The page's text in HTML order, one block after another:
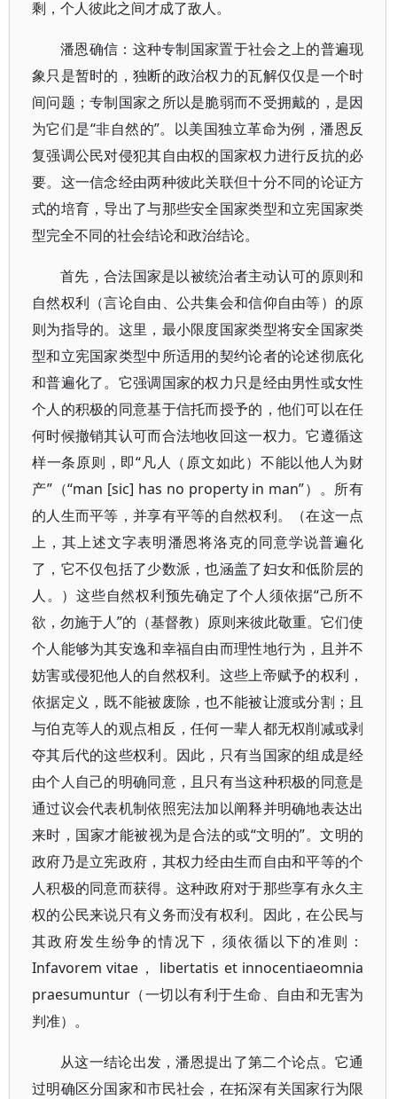
剩，个人彼此之间才成了敌人。
潘恩确信：这种专制国家置于社会之上的普遍现
象只是暂时的，独断的政治权力的瓦解仅仅是一个时
间问题；专制国家之所以是脆弱而不受拥戴的，是因
为它们是“非自然的”。以美国独立革命为例，潘恩反
复强调公民对侵犯其自由权的国家权力进行反抗的必
要。这一信念经由两种彼此关联但十分不同的论证方
式的培育，导出了与那些安全国家类型和立宪国家类
型完全不同的社会结论和政治结论。
首先，合法国家是以被统治者主动认可的原则和
自然权利（言论自由、公共集会和信仰自由等）的原
则为指导的。这里，最小限度国家类型将安全国家类
型和立宪国家类型中所适用的契约论者的论述彻底化
和普遍化了。它强调国家的权力只是经由男性或女性
个人的积极的同意基于信托而授予的，他们可以在任
何时候撤销其认可而合法地收回这一权力。它遵循这
样一条原则，即“凡人（原文如此）不能以他人为财
产”（“man [sic] has no property in man”）。所有
的人生而平等，并享有平等的自然权利。（在这一点
上，其上述文字表明潘恩将洛克的同意学说普遍化
了，它不仅包括了少数派，也涵盖了妇女和低阶层的
人。）这些自然权利预先确定了个人须依据“己所不
欲，勿施于人”的（基督教）原则来彼此敬重。它们使
个人能够为其安逸和幸福自由而理性地行为，且并不
妨害或侵犯他人的自然权利。这些上帝赋予的权利，
依据定义，既不能被废除，也不能被让渡或分割；且
与伯克等人的观点相反，任何一辈人都无权削减或剥
夺其后代的这些权利。因此，只有当国家的组成是经
由个人自己的明确同意，且只有当这种积极的同意是
通过议会代表机制依照宪法加以阐释并明确地表达出
来时，国家才能被视为是合法的或“文明的”。文明的
政府乃是立宪政府，其权力经由生而自由和平等的个
人积极的同意而获得。这种政府对于那些享有永久主
权的公民来说只有义务而没有权利。因此，在公民与
其政府发生纷争的情况下，须依循以下的准则：
Infavorem vitae， libertatis et innocentiaeomnia
praesumuntur（一切以有利于生命、自由和无害为
判准）。
从这一结论出发，潘恩提出了第二个论点。它通
过明确区分国家和市民社会，在拓深有关国家行为限